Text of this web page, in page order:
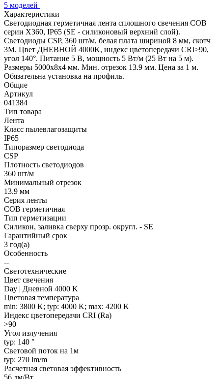
5 моделей
Характеристики
Светодиодная герметичная лента сплошного свечения COB
серии X360, IP65 (SE - силиконовый верхний слой).
Светодиоды CSP, 360 шт/м, белая плата шириной 8 мм, скотч
3M. Цвет ДНЕВНОЙ 4000K, индекс цветопередачи CRI>90,
угол 140°. Питание 5 В, мощность 5 Вт/м (25 Вт на 5 м).
Размеры 5000x8x4 мм. Мин. отрезок 13.9 мм. Цена за 1 м.
Обязательна установка на профиль.
Общие
Артикул
041384
Тип товара
Лента
Класс пылевлагозащиты
IP65
Типоразмер светодиода
CSP
Плотность светодиодов
360 шт/м
Минимальный отрезок
13.9 мм
Серия ленты
COB герметичная
Тип герметизации
Силикон, заливка сверху прозр. округл. - SE
Гарантийный срок
3 год(а)
Особенность
--
Светотехнические
Цвет свечения
Day | Дневной 4000 K
Цветовая температура
min: 3800 K; typ: 4000 K; max: 4200 K
Индекс цветопередачи CRI (Ra)
>90
Угол излучения
typ: 140 °
Световой поток на 1м
typ: 270 lm/m
Расчетная световая эффективность
56 лм/Вт